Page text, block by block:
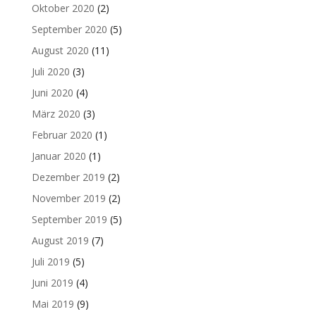
Oktober 2020 (2)
September 2020 (5)
August 2020 (11)
Juli 2020 (3)
Juni 2020 (4)
März 2020 (3)
Februar 2020 (1)
Januar 2020 (1)
Dezember 2019 (2)
November 2019 (2)
September 2019 (5)
August 2019 (7)
Juli 2019 (5)
Juni 2019 (4)
Mai 2019 (9)